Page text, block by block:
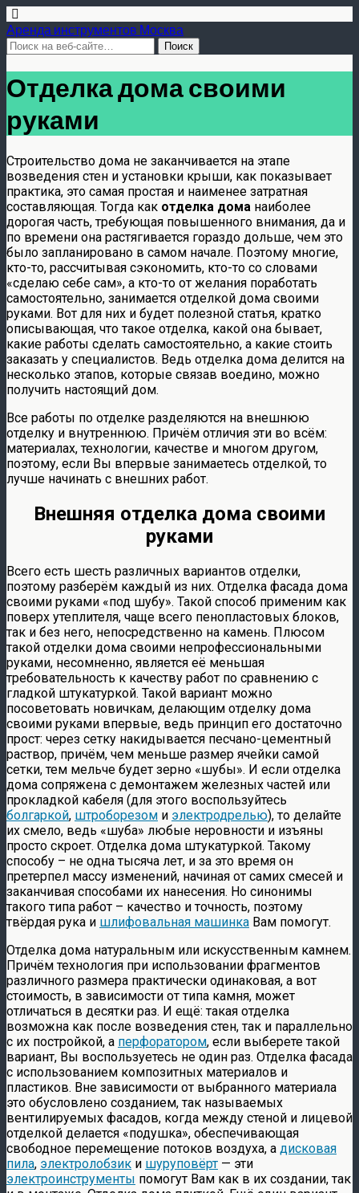
Аренда инструментов Москва
Отделка дома своими
руками
Строительство дома не заканчивается на этапе
возведения стен и установки крыши, как показывает
практика, это самая простая и наименее затратная
составляющая. Тогда как отделка дома наиболее
дорогая часть, требующая повышенного внимания, да и
по времени она растягивается гораздо дольше, чем это
было запланировано в самом начале. Поэтому многие,
кто-то, рассчитывая сэкономить, кто-то со словами
«сделаю себе сам», а кто-то от желания поработать
самостоятельно, занимается отделкой дома своими
руками. Вот для них и будет полезной статья, кратко
описывающая, что такое отделка, какой она бывает,
какие работы сделать самостоятельно, а какие стоить
заказать у специалистов. Ведь отделка дома делится на
несколько этапов, которые связав воедино, можно
получить настоящий дом.
Все работы по отделке разделяются на внешнюю
отделку и внутреннюю. Причём отличия эти во всём:
материалах, технологии, качестве и многом другом,
поэтому, если Вы впервые занимаетесь отделкой, то
лучше начинать с внешних работ.
Внешняя отделка дома своими
руками
Всего есть шесть различных вариантов отделки,
поэтому разберём каждый из них. Отделка фасада дома
своими руками «под шубу». Такой способ применим как
поверх утеплителя, чаще всего пенопластовых блоков,
так и без него, непосредственно на камень. Плюсом
такой отделки дома своими непрофессиональными
руками, несомненно, является её меньшая
требовательность к качеству работ по сравнению с
гладкой штукатуркой. Такой вариант можно
посоветовать новичкам, делающим отделку дома
своими руками впервые, ведь принцип его достаточно
прост: через сетку накидывается песчано-цементный
раствор, причём, чем меньше размер ячейки самой
сетки, тем мельче будет зерно «шубы». И если отделка
дома сопряжена с демонтажем железных частей или
прокладкой кабеля (для этого воспользуйтесь
болгаркой, штроборезом и электродрелью), то делайте
их смело, ведь «шуба» любые неровности и изъяны
просто скроет. Отделка дома штукатуркой. Такому
способу – не одна тысяча лет, и за это время он
претерпел массу изменений, начиная от самих смесей и
заканчивая способами их нанесения. Но синонимы
такого типа работ – качество и точность, поэтому
твёрдая рука и шлифовальная машинка Вам помогут.
Отделка дома натуральным или искусственным камнем.
Причём технология при использовании фрагментов
различного размера практически одинаковая, а вот
стоимость, в зависимости от типа камня, может
отличаться в десятки раз. И ещё: такая отделка
возможна как после возведения стен, так и параллельно
с их постройкой, а перфоратором, если выберете такой
вариант, Вы воспользуетесь не один раз. Отделка фасада
с использованием композитных материалов и
пластиков. Вне зависимости от выбранного материала
это обусловлено созданием, так называемых
вентилируемых фасадов, когда между стеной и лицевой
отделкой делается «подушка», обеспечивающая
свободное перемещение потоков воздуха, а дисковая
пила, электролобзик и шуруповёрт — эти
электроинструменты помогут Вам как в их создании, так